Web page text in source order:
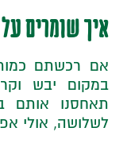
איך שומרים על
אם רכשתם
במקום יבש
תאחסנו אותם
לשלושה, אולי